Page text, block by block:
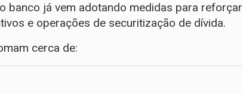
banco já vem adotando medidas para reforçar
e operações de securitização de dívida.
cerca de: